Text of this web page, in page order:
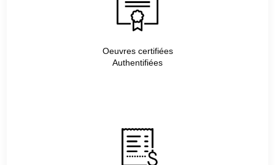
Oeuvres certifiées
Authentifiées